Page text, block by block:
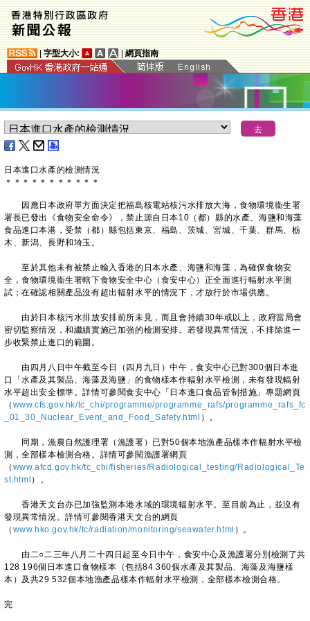
字型大小: 網頁指南
日本進口水產的檢測情況
＊ ＊ ＊ ＊ ＊ ＊ ＊ ＊ ＊ ＊ ＊
因應日本政府單方面決定把福島核電站核污水排放大海，食物環境衞生署
署長已發出《食物安全命令》，禁止源自日本10（都）縣的水產、海鹽和海藻
食品進口本港，受禁（都）縣包括東京、福島、茨城、宮城、千葉、群馬、栃
木、新潟、長野和埼玉。
至於其他未有被禁止輸入香港的日本水產、海鹽和海藻，為確保食物安
全，食物環境衞生署轄下食物安全中心（食安中心）正全面進行輻射水平測
試；在確認相關產品沒有超出輻射水平的情況下，才放行於市場供應。
由於日本核污水排放安排前所未見，而且會持續30年或以上，政府當局會
密切監察情況，和繼續實施已加強的檢測安排。若發現異常情況，不排除進一
步收緊禁止進口的範圍。
由四月八日中午截至今日（四月九日）中午，食安中心已對300個日本進
口「水產及其製品、海藻及海鹽」的食物樣本作輻射水平檢測，未有發現輻射
水平超出安全標準。詳情可參閱食安中心「日本進口食品管制措施」專題網頁
（ www.cfs.gov.hk/tc_chi/programme/programme_rafs/programme_rafs_fc
_01_30_Nuclear_Event_and_Food_Safety.html ）。
同期，漁農自然護理署（漁護署）已對50個本地漁產品樣本作輻射水平檢
測，全部樣本檢測合格。詳情可參閱漁護署網頁
（ www.afcd.gov.hk/tc_chi/fisheries/Radiological_testing/Radiological_Te
st.html ）。
香港天文台亦已加強監測本港水域的環境輻射水平。至目前為止，並沒有
發現異常情況。詳情可參閱香港天文台的網頁
（ www.hko.gov.hk/tc/radiation/monitoring/seawater.html ）。
由二○二三年八月二十四日起至今日中午，食安中心及漁護署分別檢測了共
128 196個日本進口食物樣本（包括84 360個水產及其製品、海藻及海鹽樣
本）及共29 532個本地漁產品樣本作輻射水平檢測，全部樣本檢測合格。
完